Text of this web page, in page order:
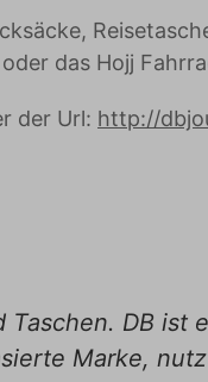
das Hojj
der Url: http://
DB ist
Marke,